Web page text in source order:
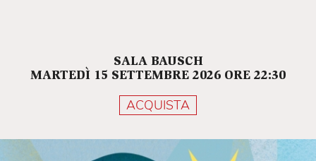
SALA BAUSCH
MARTEDÌ 15 SETTEMBRE 2026 ORE 22:30
ACQUISTA